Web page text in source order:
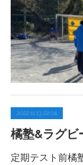
2022.11.13 22:04
橘塾&ラグビ
定期テスト前橘